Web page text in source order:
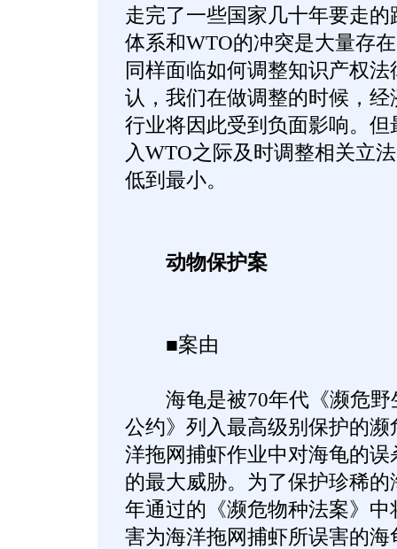
走完了一些国家几十年要走
体系和WTO的冲突是大量存
同样面临如何调整知识产权
认，我们在做调整的时候，
行业将因此受到负面影响。
入WTO之际及时调整相关立
低到最小。
动物保护案
■案由
海龟是被70年代《濒危野
公约》列入最高级别保护的
洋拖网捕虾作业中对海龟的
的最大威胁。为了保护珍稀
年通过的《濒危物种法案》
害为海洋拖网捕虾所误害的海